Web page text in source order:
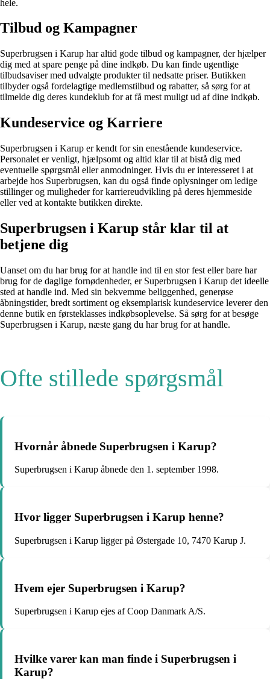
hele.
Tilbud og Kampagner
Superbrugsen i Karup har altid gode tilbud og kampagner, der hjælper
dig med at spare penge på dine indkøb. Du kan finde ugentlige
tilbudsaviser med udvalgte produkter til nedsatte priser. Butikken
tilbyder også fordelagtige medlemstilbud og rabatter, så sørg for at
tilmelde dig deres kundeklub for at få mest muligt ud af dine indkøb.
Kundeservice og Karriere
Superbrugsen i Karup er kendt for sin enestående kundeservice.
Personalet er venligt, hjælpsomt og altid klar til at bistå dig med
eventuelle spørgsmål eller anmodninger. Hvis du er interesseret i at
arbejde hos Superbrugsen, kan du også finde oplysninger om ledige
stillinger og muligheder for karriereudvikling på deres hjemmeside
eller ved at kontakte butikken direkte.
Superbrugsen i Karup står klar til at
betjene dig
Uanset om du har brug for at handle ind til en stor fest eller bare har
brug for de daglige fornødenheder, er Superbrugsen i Karup det ideelle
sted at handle ind. Med sin bekvemme beliggenhed, generøse
åbningstider, bredt sortiment og eksemplarisk kundeservice leverer den
denne butik en førsteklasses indkøbsoplevelse. Så sørg for at besøge
Superbrugsen i Karup, næste gang du har brug for at handle.
Ofte stillede spørgsmål
Hvornår åbnede Superbrugsen i Karup?
Superbrugsen i Karup åbnede den 1. september 1998.
Hvor ligger Superbrugsen i Karup henne?
Superbrugsen i Karup ligger på Østergade 10, 7470 Karup J.
Hvem ejer Superbrugsen i Karup?
Superbrugsen i Karup ejes af Coop Danmark A/S.
Hvilke varer kan man finde i Superbrugsen i
Karup?